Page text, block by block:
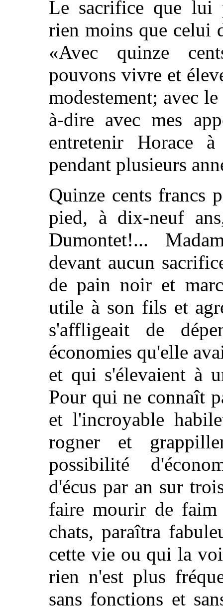
Le sacrifice que lui
rien moins que celui
«Avec quinze
pouvons vivre et
modestement; avec
à-dire avec mes
entretenir Horace
pendant plusieurs
Quinze cents francs
pied, à dix-neuf
Dumontet!...
devant aucun
de pain noir et
utile à son fils et
s'affligeait de
économies qu'elle
et qui s'élevaient à
Pour qui ne connaît
et l'incroyable
rogner et
possibilité
d'écus par an sur
faire mourir de faim
chats, paraîtra
cette vie ou qui la
rien n'est plus
sans fonctions et